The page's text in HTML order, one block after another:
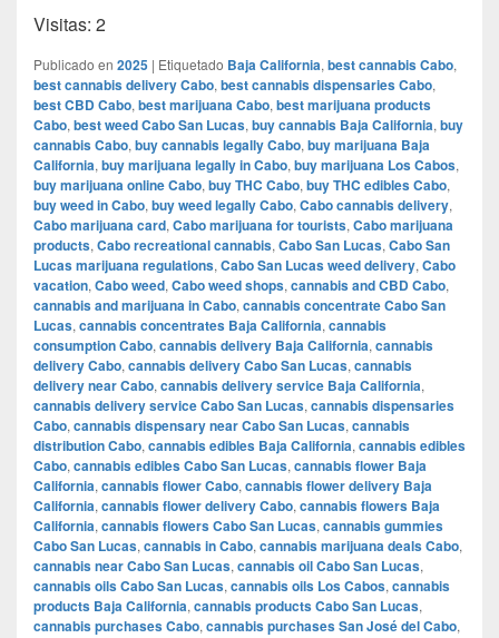
Visitas: 2
Publicado en 2025 | Etiquetado Baja California, best cannabis Cabo,
best cannabis delivery Cabo, best cannabis dispensaries Cabo,
best CBD Cabo, best marijuana Cabo, best marijuana products
Cabo, best weed Cabo San Lucas, buy cannabis Baja California, buy
cannabis Cabo, buy cannabis legally Cabo, buy marijuana Baja
California, buy marijuana legally in Cabo, buy marijuana Los Cabos,
buy marijuana online Cabo, buy THC Cabo, buy THC edibles Cabo,
buy weed in Cabo, buy weed legally Cabo, Cabo cannabis delivery,
Cabo marijuana card, Cabo marijuana for tourists, Cabo marijuana
products, Cabo recreational cannabis, Cabo San Lucas, Cabo San
Lucas marijuana regulations, Cabo San Lucas weed delivery, Cabo
vacation, Cabo weed, Cabo weed shops, cannabis and CBD Cabo,
cannabis and marijuana in Cabo, cannabis concentrate Cabo San
Lucas, cannabis concentrates Baja California, cannabis
consumption Cabo, cannabis delivery Baja California, cannabis
delivery Cabo, cannabis delivery Cabo San Lucas, cannabis
delivery near Cabo, cannabis delivery service Baja California,
cannabis delivery service Cabo San Lucas, cannabis dispensaries
Cabo, cannabis dispensary near Cabo San Lucas, cannabis
distribution Cabo, cannabis edibles Baja California, cannabis edibles
Cabo, cannabis edibles Cabo San Lucas, cannabis flower Baja
California, cannabis flower Cabo, cannabis flower delivery Baja
California, cannabis flower delivery Cabo, cannabis flowers Baja
California, cannabis flowers Cabo San Lucas, cannabis gummies
Cabo San Lucas, cannabis in Cabo, cannabis marijuana deals Cabo,
cannabis near Cabo San Lucas, cannabis oil Cabo San Lucas,
cannabis oils Cabo San Lucas, cannabis oils Los Cabos, cannabis
products Baja California, cannabis products Cabo San Lucas,
cannabis purchases Cabo, cannabis purchases San José del Cabo,